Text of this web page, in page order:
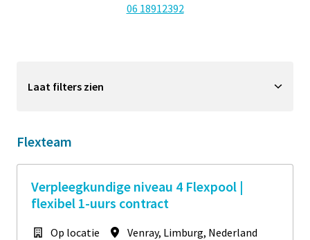
06 18912392
Laat filters zien
Flexteam
Verpleegkundige niveau 4 Flexpool |
flexibel 1-uurs contract
Op locatie Venray, Limburg, Nederland